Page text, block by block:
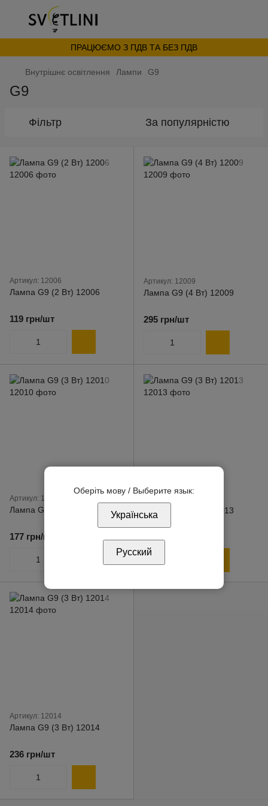
ПРАЦЮЄМО З ПДВ ТА БЕЗ ПДВ
Внутрішнє освітлення Лампи G9
G9
Фільтр За популярністю
Артикул: 12006
Лампа G9 (2 Вт) 12006
119 грн/шт
Артикул: 12009
Лампа G9 (4 Вт) 12009
295 грн/шт
Артикул: 12010
Лампа G9 (3 Вт) 12010
177 грн/шт
Лампа G9 (3 Вт) 12013
Артикул: 12014
Лампа G9 (3 Вт) 12014
236 грн/шт
Оберіть мову / Выберите язык:
Українська
Русский